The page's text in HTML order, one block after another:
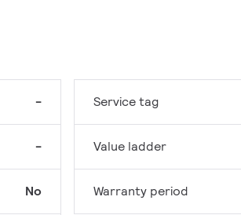
-
-
No
Service tag
Value ladder
Warranty period